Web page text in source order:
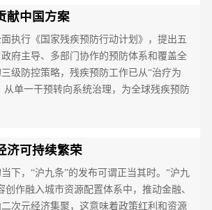
献中国方案
执行《国家残疾预防行动计划》，提出五
府主导、多部门协作的预防体系和覆盖全
级防控策略，残疾预防工作已从“治疗为
从单一干预转向系统治理，为全球残疾预防
济可持续繁荣
下，“沪九条”的发布可谓正当其时。“沪九
创作融入城市资源配置体系中，推动金融、
次元经济集聚，这意味着政策红利和资源